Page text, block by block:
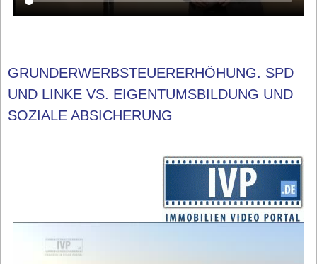
GRUNDERWERBSTEUERERHÖHUNG. SPD
UND LINKE VS. EIGENTUMSBILDUNG UND
SOZIALE ABSICHERUNG